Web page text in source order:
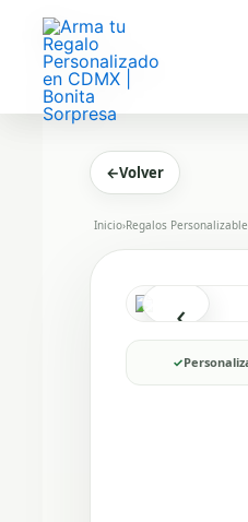
contenido
←Volver
Inicio›Regalos
‹
✓